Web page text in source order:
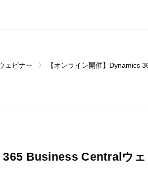
ェビナー 【オンライン開催】Dynamics
365 Business Centralウ